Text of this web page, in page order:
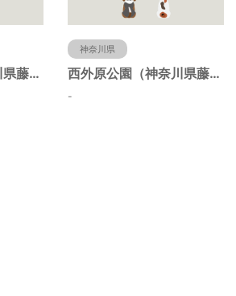
昭和台公園（神奈川県藤沢市）
神奈川県
西外原公園（神奈川県藤沢市）
-